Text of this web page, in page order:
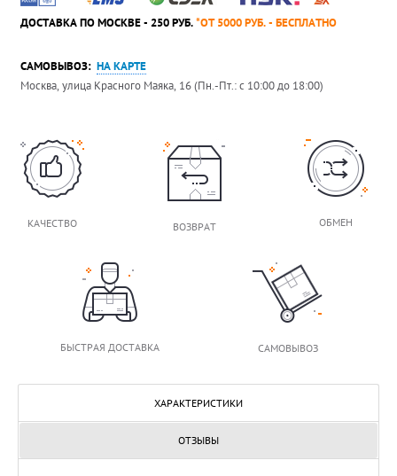
ДОСТАВКА ПО МОСКВЕ - 250 РУБ.*ОТ 5000 РУБ. - БЕСПЛАТНО
САМОВЫВОЗ: НА КАРТЕ
Москва, улица Красного Маяка, 16 (Пн.-Пт.: с 10:00 до 18:00)
КАЧЕСТВО ВОЗВРАТ ОБМЕН
БЫСТРАЯ ДОСТАВКА САМОВЫВОЗ
ХАРАКТЕРИСТИКИ
ОТЗЫВЫ